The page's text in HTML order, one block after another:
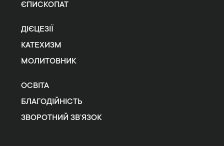
ЄПИСКОПАТ
ДІЄЦЕЗІЇ
КАТЕХИЗМ
МОЛИТОВНИК
ОСВІТА
БЛАГОДІЙНІСТЬ
ЗВОРОТНИЙ ЗВ’ЯЗОК